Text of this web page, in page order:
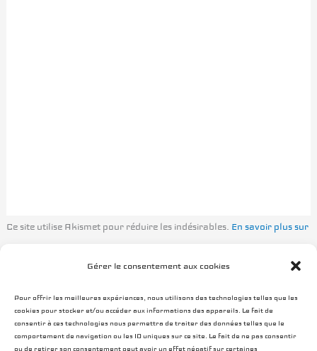
Gérer le consentement aux cookies
Pour offrir les meilleures expériences, nous utilisons des technologies telles que les
cookies pour stocker et/ou accéder aux informations des appareils. Le fait de
consentir à ces technologies nous permettra de traiter des données telles que le
comportement de navigation ou les ID uniques sur ce site. Le fait de ne pas consentir
ou de retirer son consentement peut avoir un effet négatif sur certaines
Ce site utilise Akismet pour réduire les indésirables. En savoir plus sur